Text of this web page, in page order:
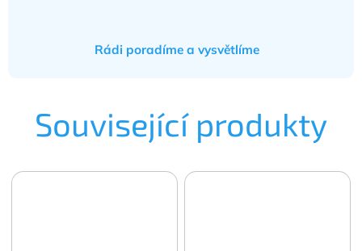
Rádi poradíme a vysvětlíme
Související produkty